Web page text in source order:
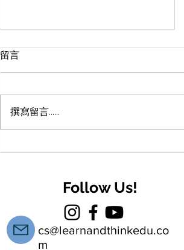
斷層與成長痛點
留言
撰寫留言......
Follow Us!
cs@learnandthinkedu.co
m